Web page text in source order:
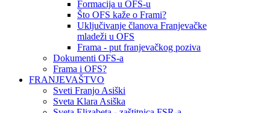
Formacija u OFS-u
Što OFS kaže o Frami?
Uključivanje članova Franjevačke
mladeži u OFS
Frama - put franjevačkog poziva
Dokumenti OFS-a
Frama i OFS?
FRANJEVAŠTVO
Sveti Franjo Asiški
Sveta Klara Asiška